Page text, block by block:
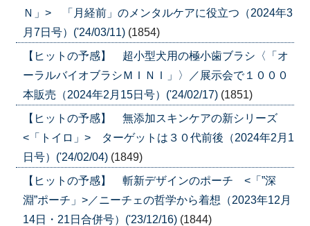
Ｎ」> 「月経前」のメンタルケアに役立つ（2024年3
月7日号）('24/03/11) (1854)
【ヒットの予感】 超小型犬用の極小歯ブラシ〈「オ
ーラルバイオブラシＭＩＮＩ」〉／展示会で１０００
本販売（2024年2月15日号）('24/02/17) (1851)
【ヒットの予感】 無添加スキンケアの新シリーズ
<「トイロ」> ターゲットは３０代前後（2024年2月1
日号）('24/02/04) (1849)
【ヒットの予感】 斬新デザインのポーチ <「”深
淵”ポーチ」>／ニーチェの哲学から着想（2023年12月
14日・21日合併号）('23/12/16) (1844)